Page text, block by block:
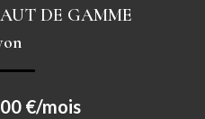
en venteDE GAMME
€/mois